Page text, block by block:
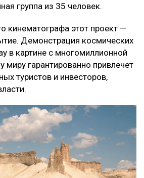
группа из 35 человек.
кинематографа этот проект —
Демонстрация космических
в картине с многомиллионной
миру гарантированно привлечет
туристов и инвесторов,